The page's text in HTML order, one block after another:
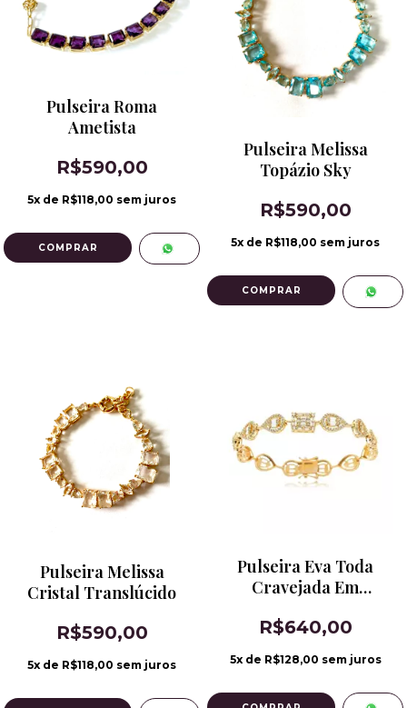
Pulseira Roma
Ametista
R$590,00
5x de R$118,00 sem juros
Pulseira Melissa
Topázio Sky
R$590,00
5x de R$118,00 sem juros
Pulseira Melissa
Cristal Translúcido
R$590,00
5x de R$118,00 sem juros
Pulseira Eva Toda
Cravejada Em
R$640,00
5x de R$128,00 sem juros